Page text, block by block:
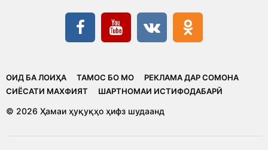
ОИД БА ЛОИҲА ТАМОС БО МО
РЕКЛАМА ДАР СОМОНА
CИЁСАТИ МАХФИЯТ
ШАРТНОМАИ ИСТИФОДАБАРӢ
© 2026 Ҳамаи ҳуқуқҳо ҳифз шудаанд